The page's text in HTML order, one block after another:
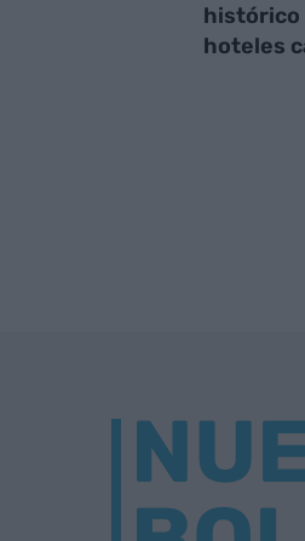
histórico
hoteles